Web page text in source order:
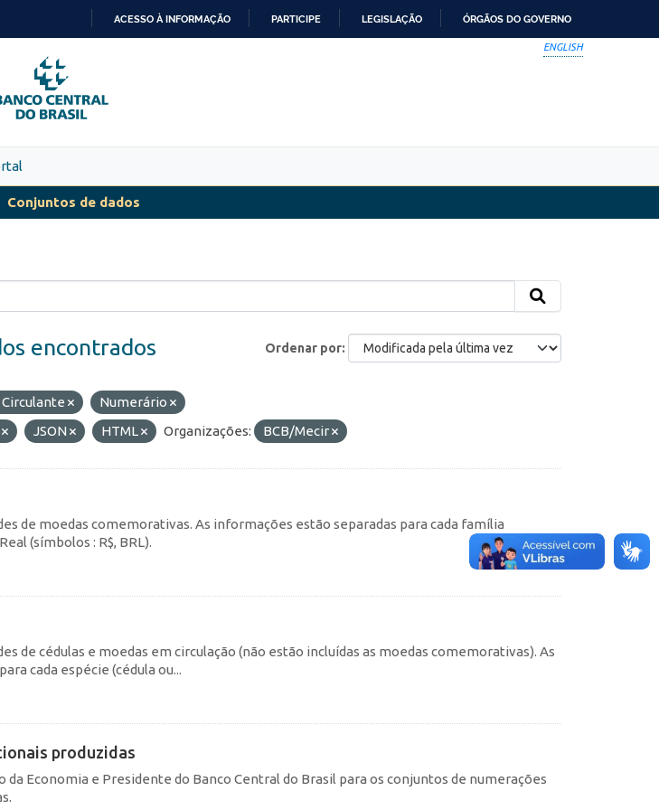
PARA
O
CONTEÚDO
ACESSO À INFORMAÇÃO PARTICIPE LEGISLAÇÃO ÓRGÃOS DO GOVERNO
ENGLISH
Conjuntos de dados
Ordenar por
encontrados
Numerário
JSON HTML Organizações: BCB/Mecir
de moedas comemorativas. As informações estão separadas para cada família
(símbolos : R$, BRL).
de cédulas e moedas em circulação (não estão incluídas as moedas comemorativas). As
cada espécie (cédula ou...
produzidas
da Economia e Presidente do Banco Central do Brasil para os conjuntos de numerações